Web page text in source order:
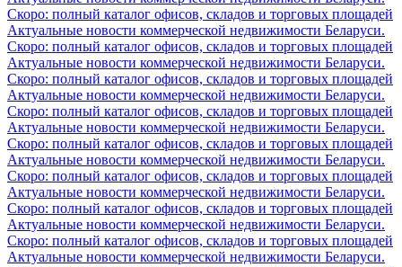
Скоро: полный каталог офисов, складов и торговых площадей
Актуальные новости коммерческой недвижимости Беларуси.
Скоро: полный каталог офисов, складов и торговых площадей
Актуальные новости коммерческой недвижимости Беларуси.
Скоро: полный каталог офисов, складов и торговых площадей
Актуальные новости коммерческой недвижимости Беларуси.
Скоро: полный каталог офисов, складов и торговых площадей
Актуальные новости коммерческой недвижимости Беларуси.
Скоро: полный каталог офисов, складов и торговых площадей
Актуальные новости коммерческой недвижимости Беларуси.
Скоро: полный каталог офисов, складов и торговых площадей
Актуальные новости коммерческой недвижимости Беларуси.
Скоро: полный каталог офисов, складов и торговых площадей
Актуальные новости коммерческой недвижимости Беларуси.
Скоро: полный каталог офисов, складов и торговых площадей
Актуальные новости коммерческой недвижимости Беларуси.